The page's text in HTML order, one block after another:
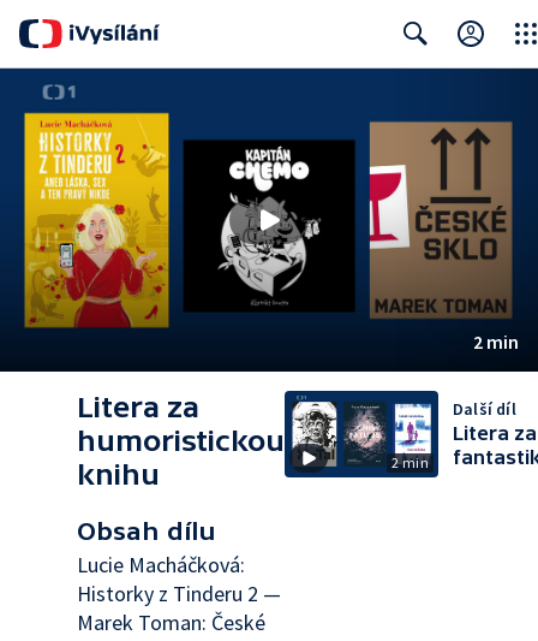
2 min
Litera za
humoristickou
knihu
Obsah dílu
Lucie Macháčková:
Historky z Tinderu 2 —
Marek Toman: České
2 min
Další díl
Litera za